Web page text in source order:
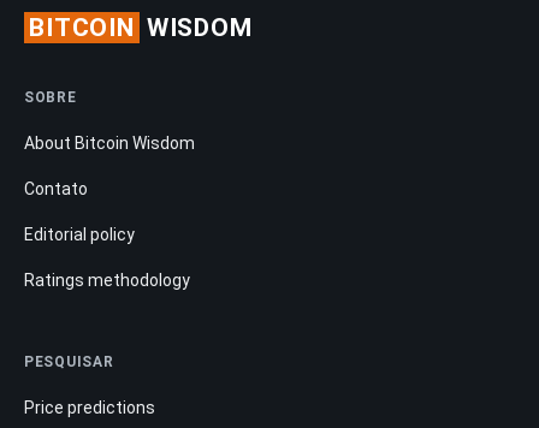
BITCOIN WISDOM
SOBRE
About Bitcoin Wisdom
Contato
Editorial policy
Ratings methodology
PESQUISAR
Price predictions